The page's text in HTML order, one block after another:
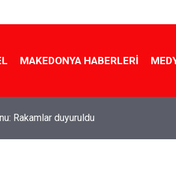
MAKEDONYA HABERLERI
hayatı iç içe! İzmir'deki doğal semt